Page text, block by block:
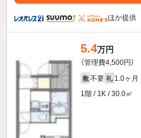
ほか提供
5.4万円
（管理費4,500円）
敷 不要 礼 1.0ヶ月
1階 / 1K / 30.0㎡